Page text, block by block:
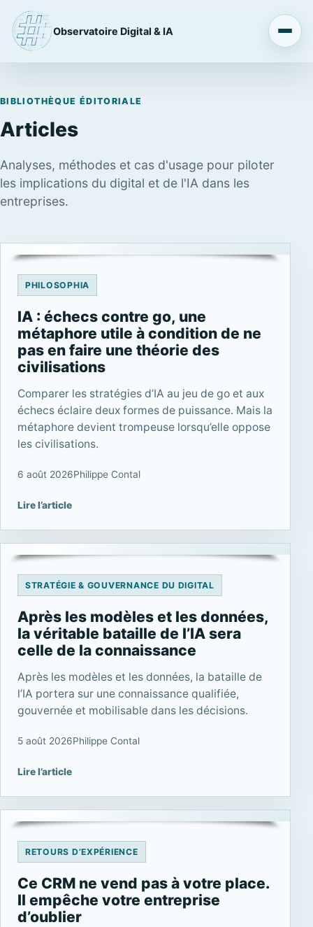
Observatoire Digital & IA
BIBLIOTHÈQUE ÉDITORIALE
Articles
Analyses, méthodes et cas d'usage pour piloter
les implications du digital et de l'IA dans les
entreprises.
PHILOSOPHIA
IA : échecs contre go, une
métaphore utile à condition de ne
pas en faire une théorie des
civilisations
Comparer les stratégies d’IA au jeu de go et aux
échecs éclaire deux formes de puissance. Mais la
métaphore devient trompeuse lorsqu’elle oppose
les civilisations.
6 août 2026Philippe Contal
Lire l’article
STRATÉGIE & GOUVERNANCE DU DIGITAL
Après les modèles et les données,
la véritable bataille de l’IA sera
celle de la connaissance
Après les modèles et les données, la bataille de
l’IA portera sur une connaissance qualifiée,
gouvernée et mobilisable dans les décisions.
5 août 2026Philippe Contal
Lire l’article
RETOURS D’EXPÉRIENCE
Ce CRM ne vend pas à votre place.
Il empêche votre entreprise
d’oublier